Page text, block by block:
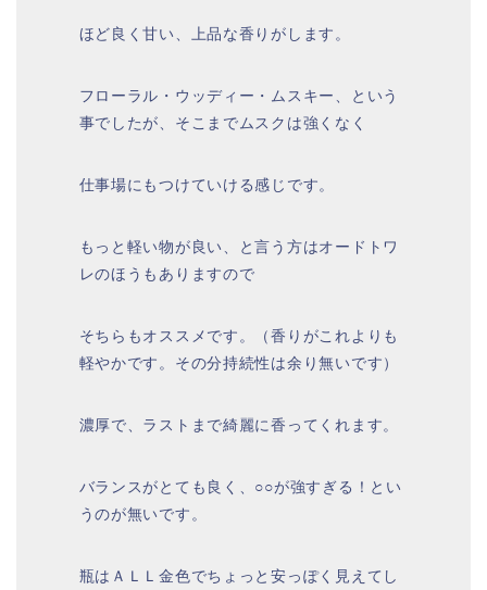
ほど良く甘い、上品な香りがします。
フローラル・ウッディー・ムスキー、という
事でしたが、そこまでムスクは強くなく
仕事場にもつけていける感じです。
もっと軽い物が良い、と言う方はオードトワ
レのほうもありますので
そちらもオススメです。（香りがこれよりも
軽やかです。その分持続性は余り無いです）
濃厚で、ラストまで綺麗に香ってくれます。
バランスがとても良く、○○が強すぎる！とい
うのが無いです。
瓶はＡＬＬ金色でちょっと安っぽく見えてし